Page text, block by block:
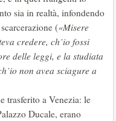
sia in realtà, infondendo
(«Misere
credere, ch’io fossi
delle leggi, e la studiata
non avea sciagure a
trasferito a Venezia: le
Ducale, erano